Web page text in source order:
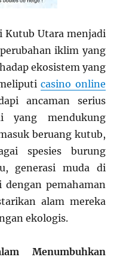
Kutub Utara menjadi
iklim yang
ekosistem yang
casino online
ancaman serius
yang mendukung
beruang kutub,
spesies burung
generasi muda di
pemahaman
alam mereka
ekologis.
Menumbuhkan